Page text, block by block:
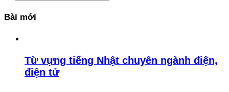
Bài mới
Từ vựng tiếng Nhật chuyên ngành điện,
điện tử